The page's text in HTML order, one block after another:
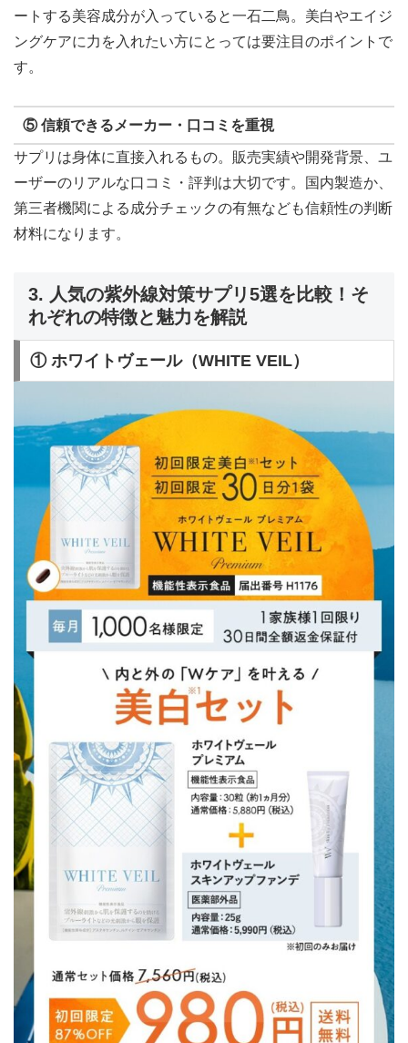
ートする美容成分が入っていると一石二鳥。美白やエイジ
ングケアに力を入れたい方にとっては要注目のポイントで
す。
⑤ 信頼できるメーカー・口コミを重視
サプリは身体に直接入れるもの。販売実績や開発背景、ユ
ーザーのリアルな口コミ・評判は大切です。国内製造か、
第三者機関による成分チェックの有無なども信頼性の判断
材料になります。
3. 人気の紫外線対策サプリ5選を比較！そ
れぞれの特徴と魅力を解説
① ホワイトヴェール（WHITE VEIL）